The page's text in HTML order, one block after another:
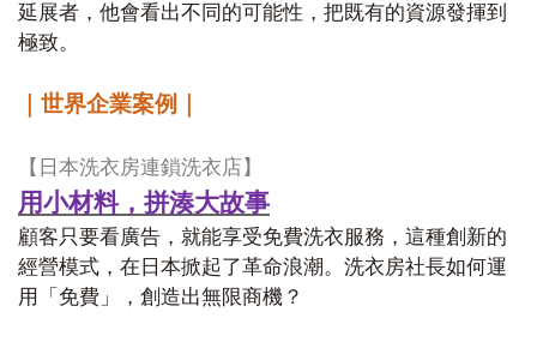
延展者，他會看出不同的可能性，把既有的資源發揮到
極致。
｜世界企業案例｜
【日本洗衣房連鎖洗衣店】
用小材料，拼湊大故事
顧客只要看廣告，就能享受免費洗衣服務，這種創新的
經營模式，在日本掀起了革命浪潮。洗衣房社長如何運
用「免費」，創造出無限商機？